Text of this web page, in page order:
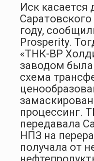
Иск касается
году,
Prosperity.
«ТНК-BP
заводом
схема
процессинг.
передавала
НПЗ на
получала от